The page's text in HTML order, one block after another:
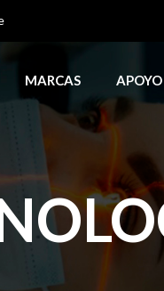
MARCAS